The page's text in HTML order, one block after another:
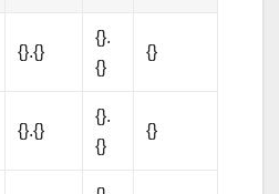
{}.{}
{}.
{}
{}
{}.{}
{}.
{}
{}